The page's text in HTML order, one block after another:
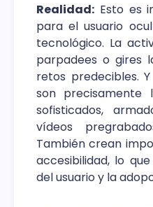
Realidad: Esto es
para el usuario
tecnológico. La
parpadees o gires
retos predecibles.
son precisamente
sofisticados,
vídeos
También crean
accesibilidad, lo
del usuario y la